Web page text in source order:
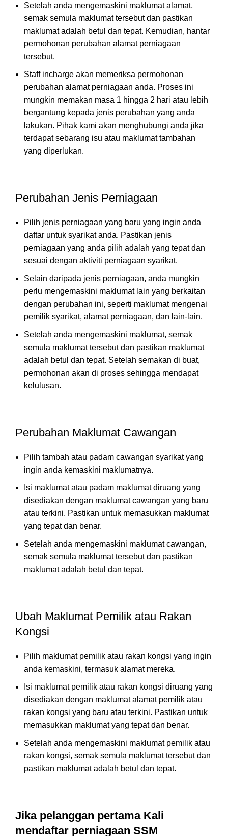
Setelah anda mengemaskini maklumat alamat,
semak semula maklumat tersebut dan pastikan
maklumat adalah betul dan tepat. Kemudian, hantar
permohonan perubahan alamat perniagaan
tersebut.
Staff incharge akan memeriksa permohonan
perubahan alamat perniagaan anda. Proses ini
mungkin memakan masa 1 hingga 2 hari atau lebih
bergantung kepada jenis perubahan yang anda
lakukan. Pihak kami akan menghubungi anda jika
terdapat sebarang isu atau maklumat tambahan
yang diperlukan.
Perubahan Jenis Perniagaan
Pilih jenis perniagaan yang baru yang ingin anda
daftar untuk syarikat anda. Pastikan jenis
perniagaan yang anda pilih adalah yang tepat dan
sesuai dengan aktiviti perniagaan syarikat.
Selain daripada jenis perniagaan, anda mungkin
perlu mengemaskini maklumat lain yang berkaitan
dengan perubahan ini, seperti maklumat mengenai
pemilik syarikat, alamat perniagaan, dan lain-lain.
Setelah anda mengemaskini maklumat, semak
semula maklumat tersebut dan pastikan maklumat
adalah betul dan tepat. Setelah semakan di buat,
permohonan akan di proses sehingga mendapat
kelulusan.
Perubahan Maklumat Cawangan
Pilih tambah atau padam cawangan syarikat yang
ingin anda kemaskini maklumatnya.
Isi maklumat atau padam maklumat diruang yang
disediakan dengan maklumat cawangan yang baru
atau terkini. Pastikan untuk memasukkan maklumat
yang tepat dan benar.
Setelah anda mengemaskini maklumat cawangan,
semak semula maklumat tersebut dan pastikan
maklumat adalah betul dan tepat.
Ubah Maklumat Pemilik atau Rakan
Kongsi
Pilih maklumat pemilik atau rakan kongsi yang ingin
anda kemaskini, termasuk alamat mereka.
Isi maklumat pemilik atau rakan kongsi diruang yang
disediakan dengan maklumat alamat pemilik atau
rakan kongsi yang baru atau terkini. Pastikan untuk
memasukkan maklumat yang tepat dan benar.
Setelah anda mengemaskini maklumat pemilik atau
rakan kongsi, semak semula maklumat tersebut dan
pastikan maklumat adalah betul dan tepat.
Jika pelanggan pertama Kali
mendaftar perniagaan SSM